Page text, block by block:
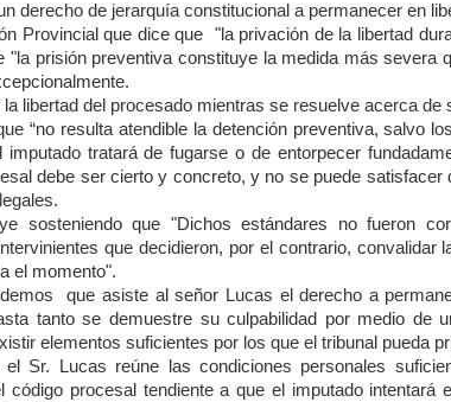
derecho de jerarquía constitucional a permanecer en
Provincial que dice que "la privación de la libertad
"la prisión preventiva constituye la medida más severa
la libertad del procesado mientras se resuelve acerca de
“no resulta atendible la detención preventiva, salvo
imputado tratará de fugarse o de entorpecer
debe ser cierto y concreto, y no se puede
sosteniendo que "Dichos estándares no fueron
que decidieron, por el contrario, convalidar
el momento".
que asiste al señor Lucas el derecho a
tanto se demuestre su culpabilidad por medio de
elementos suficientes por los que el tribunal pueda
Sr. Lucas reúne las condiciones personales
código procesal tendiente a que el imputado intentará